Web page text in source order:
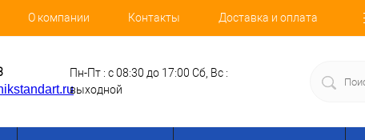
О компании Контакты Доставка и оплата
Пн-Пт : с 08:30 до 17:00 Сб, Вс :
выходной